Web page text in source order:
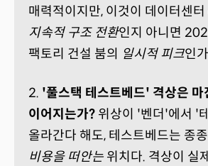
매력적이지만, 이것이 데이터센
지속적 구조 전환인지 아니면
팩토리 건설 붐의 일시적 피크인
2. '풀스택 테스트베드' 격상은 마
이어지는가? 위상이 '벤더'에서 '
올라간다 해도, 테스트베드는 종종
비용을 떠안는 위치다. 격상이 실